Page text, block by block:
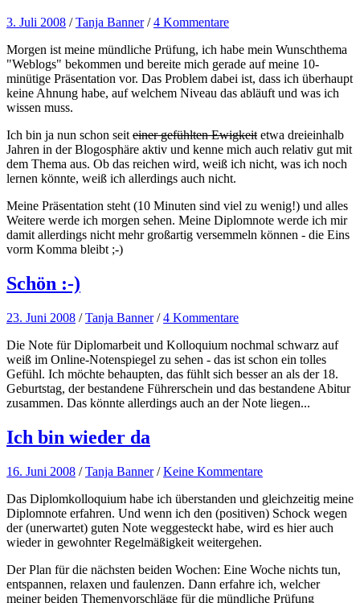
3. Juli 2008 /Tanja Banner /4 Kommentare
Morgen ist meine mündliche Prüfung, ich habe mein Wunschthema
"Weblogs" bekommen und bereite mich gerade auf meine 10-
minütige Präsentation vor. Das Problem dabei ist, dass ich überhaupt
keine Ahnung habe, auf welchem Niveau das abläuft und was ich
wissen muss.
Ich bin ja nun schon seiteiner gefühlten Ewigkeitetwa dreieinhalb
Jahren in der Blogosphäre aktiv und kenne mich auch relativ gut mit
dem Thema aus. Ob das reichen wird, weiß ich nicht, was ich noch
lernen könnte, weiß ich allerdings auch nicht.
Meine Präsentation steht (10 Minuten sind viel zu wenig!) und alles
Weitere werde ich morgen sehen. Meine Diplomnote werde ich mir
damit allerdings nicht mehr großartig versemmeln können - die Eins
vorm Komma bleibt ;-)
Schön :-)
23. Juni 2008 /Tanja Banner /4 Kommentare
Die Note für Diplomarbeit und Kolloquium nochmal schwarz auf
weiß im Online-Notenspiegel zu sehen - das ist schon ein tolles
Gefühl. Ich möchte behaupten, das fühlt sich besser an als der 18.
Geburtstag, der bestandene Führerschein und das bestandene Abitur
zusammen. Das könnte allerdings auch an der Note liegen...
Ich bin wieder da
16. Juni 2008 /Tanja Banner /Keine Kommentare
Das Diplomkolloquium habe ich überstanden und gleichzeitig meine
Diplomnote erfahren. Und wenn ich den (positiven) Schock wegen
der (unerwartet) guten Note weggesteckt habe, wird es hier auch
wieder in gewohnter Regelmäßigkeit weitergehen.
Der Plan für die nächsten beiden Wochen: Eine Woche nichts tun,
entspannen, relaxen und faulenzen. Dann erfahre ich, welcher
meiner beiden Themenvorschläge für die mündliche Prüfung